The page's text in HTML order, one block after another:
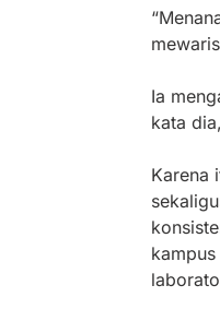
Ia
kata
Karena